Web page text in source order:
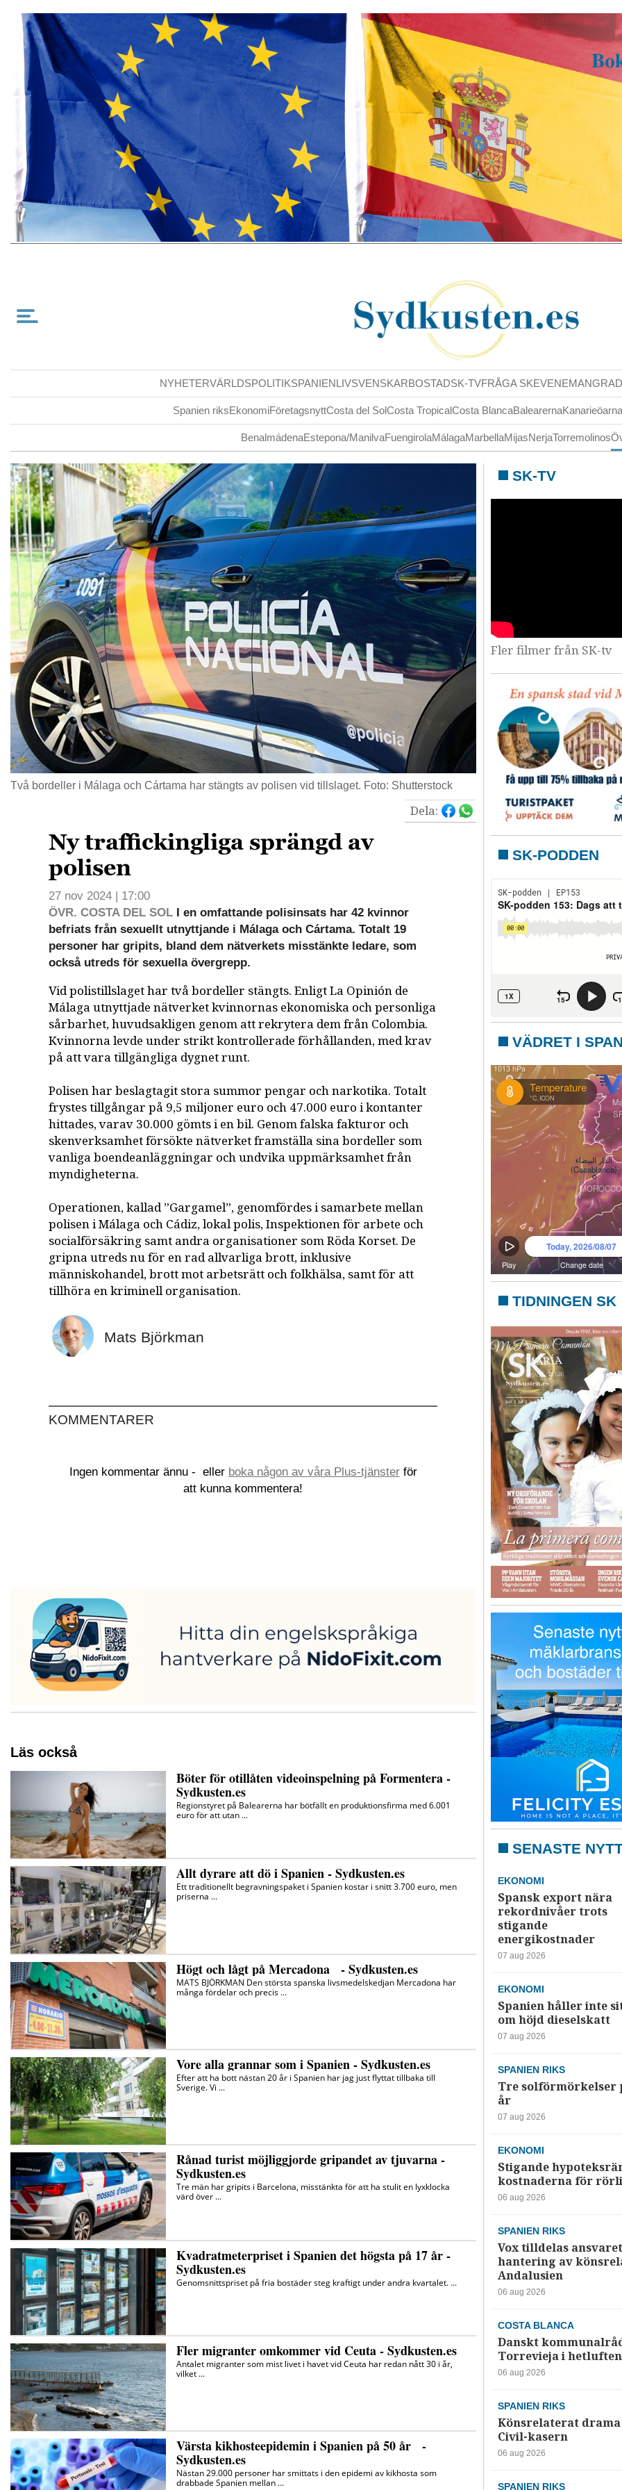
NYHETERVÄRLDSPOLITIKSPANIENLIVSVENSKARBOSTADSK-TVFRÅGA SKEVENEMANG
Spanien riksEkonomiFöretagsnyttCosta del SolCosta TropicalCosta BlancaBalearerna
BenalmádenaEstepona/ManilvaFuengirolaMálagaMarbellaMijasNerjaTorremolinos
Två bordeller i Málaga och Cártama har stängts av polisen vid tillslaget. Foto: Shutterstock
Dela:
Ny traffickingliga sprängd av
polisen
27 nov 2024 | 17:00
ÖVR. COSTA DEL SOL I en omfattande polisinsats har 42 kvinnor
befriats från sexuellt utnyttjande i Málaga och Cártama. Totalt 19
personer har gripits, bland dem nätverkets misstänkte ledare, som
också utreds för sexuella övergrepp.
Vid polistillslaget har två bordeller stängts. Enligt La Opinión de
Málaga utnyttjade nätverket kvinnornas ekonomiska och personliga
sårbarhet, huvudsakligen genom att rekrytera dem från Colombia​.
Kvinnorna levde under strikt kontrollerade förhållanden, med krav
på att vara tillgängliga dygnet runt.
Polisen har beslagtagit stora summor pengar och narkotika. Totalt
frystes tillgångar på 9,5 miljoner euro och 47.000 euro i kontanter
hittades, varav 30.000 gömts i en bil. Genom falska fakturor och
skenverksamhet försökte nätverket framställa sina bordeller som
vanliga boendeanläggningar och undvika uppmärksamhet från
myndigheterna.
Operationen, kallad ”Gargamel”, genomfördes i samarbete mellan
polisen i Málaga och Cádiz, lokal polis, Inspektionen för arbete och
socialförsäkring samt andra organisationer som Röda Korset. De
gripna utreds nu för en rad allvarliga brott, inklusive
människohandel, brott mot arbetsrätt och folkhälsa, samt för att
tillhöra en kriminell organisation​.
Mats Björkman
KOMMENTARER
Ingen kommentar ännu - eller boka någon av våra Plus-tjänsterför
att kunna kommentera!
SK-TV
Fler filmer från SK-tv
SK-PODDEN
VÄDRET I
TIDNINGEN SK
SENASTE
EKONOMI
Spansk export nära
rekordnivåer trots
stigande
energikostnader
07 aug 2026
EKONOMI
Spanien håller inte
om höjd dieselskatt
07 aug 2026
SPANIEN RIKS
Tre solförmörkelser
år
07 aug 2026
EKONOMI
Stigande
kostnaderna för
06 aug 2026
SPANIEN RIKS
Vox tilldelas
hantering av
Andalusien
06 aug 2026
COSTA BLANCA
Danskt
Torrevieja i hetluften
06 aug 2026
SPANIEN RIKS
Könsrelaterat
Civil-kasern
06 aug 2026
SPANIEN RIKS